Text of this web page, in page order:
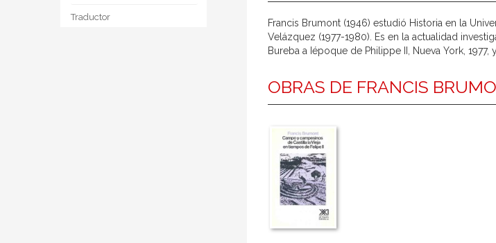
Traductor
Francis Brumont (1946) estudió Historia en la
Velázquez (1977-1980). Es en la actualidad
Bureba a Iépoque de Philippe II, Nueva York,
OBRAS DE FRANCIS